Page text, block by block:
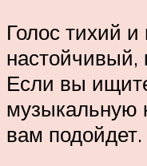
Голос тихий и
настойчивый,
Если вы
музыкальную
вам подойдет.